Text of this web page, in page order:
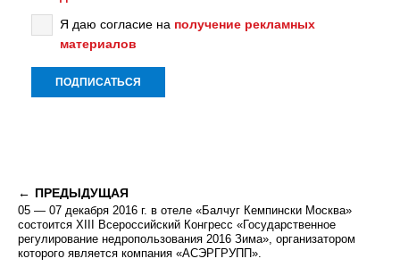
Я даю согласие на получение рекламных
материалов
ПРЕДЫДУЩАЯ
05 — 07 декабря 2016 г. в отеле «Балчуг Кемпински Москва»
состоится ХIII Всероссийский Конгресс «Государственное
регулирование недропользования 2016 Зима», организатором
которого является компания «АСЭРГРУПП».